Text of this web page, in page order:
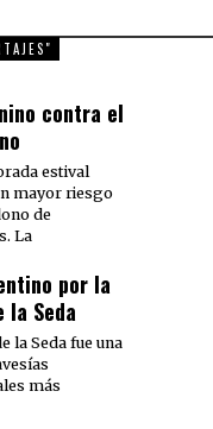
contra el
estival
mayor riesgo
de
La
por la
la Seda
la Seda fue una
más